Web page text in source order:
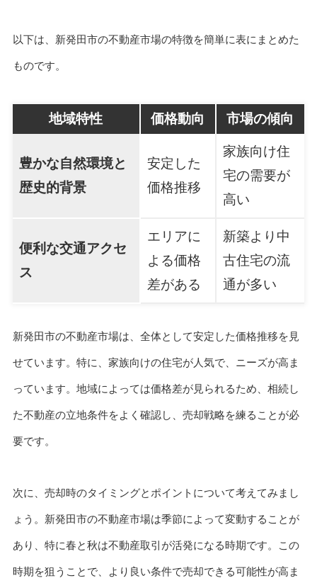
以下は、新発田市の不動産市場の特徴を簡単に表にまとめた
ものです。
地域特性 価格動向 市場の傾向
豊かな自然環境と
歴史的背景
安定した
価格推移
家族向け住
宅の需要が
高い
便利な交通アクセ
ス
エリアに
よる価格
差がある
新築より中
古住宅の流
通が多い
新発田市の不動産市場は、全体として安定した価格推移を見
せています。特に、家族向けの住宅が人気で、ニーズが高ま
っています。地域によっては価格差が見られるため、相続し
た不動産の立地条件をよく確認し、売却戦略を練ることが必
要です。
次に、売却時のタイミングとポイントについて考えてみまし
ょう。新発田市の不動産市場は季節によって変動することが
あり、特に春と秋は不動産取引が活発になる時期です。この
時期を狙うことで、より良い条件で売却できる可能性が高ま